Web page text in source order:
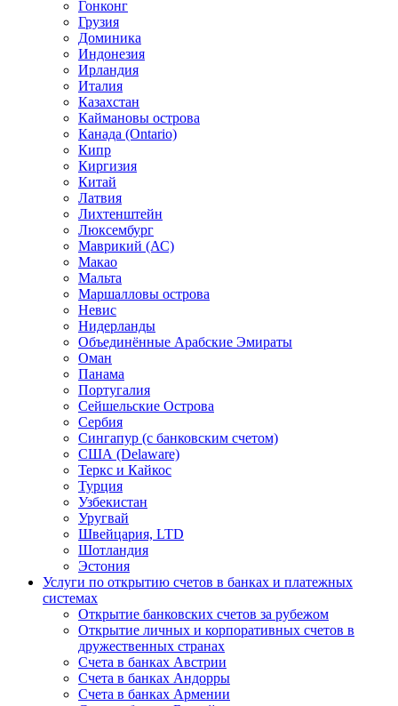
Гонконг
Грузия
Доминика
Индонезия
Ирландия
Италия
Казахстан
Каймановы острова
Канада (Ontario)
Кипр
Киргизия
Китай
Латвия
Лихтенштейн
Люксембург
Маврикий (АС)
Макао
Мальта
Маршалловы острова
Нeвис
Нидерланды
Объединённые Арабские Эмираты
Оман
Панама
Португалия
Сейшельские Острова
Сербия
Сингапур (c банковским счетом)
США (Delaware)
Теркс и Кайкос
Турция
Узбекистан
Уругвай
Швейцария, LTD
Шотландия
Эстония
Услуги по открытию счетов в банках и платежных
системах
Открытие банковских счетов за рубежом
Открытие личных и корпоративных счетов в
дружественных странах
Счета в банках Австрии
Счета в банках Андорры
Счета в банках Армении